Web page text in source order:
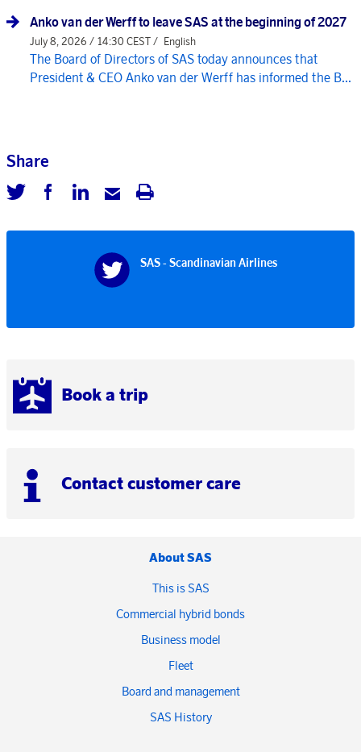
Book a trip
Contact customer care
Anko van der Werff to leave SAS at the beginning of 2027
July 8, 2026 / 14:30 CEST / English
The Board of Directors of SAS today announces that
President & CEO Anko van der Werff has informed the B...
Share
SAS - Scandinavian Airlines
About SAS
This is SAS
Commercial hybrid bonds
Business model
Fleet
Board and management
SAS History